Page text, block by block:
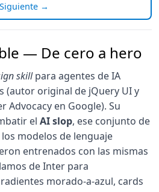
Siguiente →
— De cero a hero
skillpara agentes de IA
(autor original de jQuery UI y
Advocacy en Google). Su
el AI slop, ese conjunto de
modelos de lenguaje
entrenados con las mismas
de Inter para
morado-a-azul, cards